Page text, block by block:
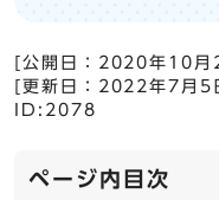
[公開日： 2020年10月
[更新日： 2022年7月5
ID:2078
ページ内目次